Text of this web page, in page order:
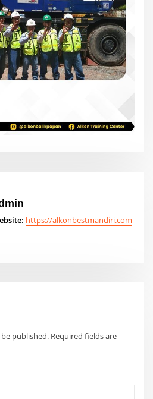
https://alkonbestmandiri.com
published. Required fields are